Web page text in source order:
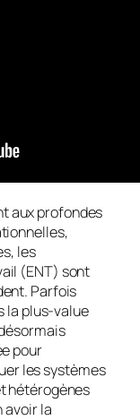
aux profondes
les
(ENT) sont
Parfois
la plus-value
pour
les systèmes
hétérogènes
avoir la